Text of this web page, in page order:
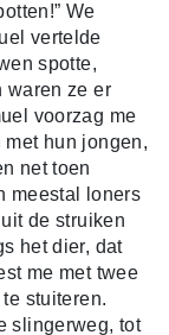
We
vertelde
spotte,
waren ze er
voorzag me
met hun jongen,
net toen
meestal loners
de struiken
het dier, dat
me met twee
stuiteren.
slingerweg, tot